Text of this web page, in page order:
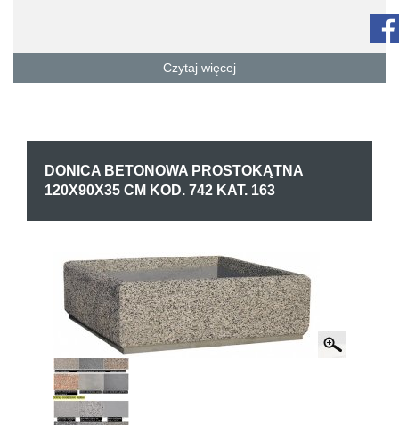
Czytaj więcej
DONICA BETONOWA PROSTOKĄTNA
120X90X35 CM KOD. 742 KAT. 163